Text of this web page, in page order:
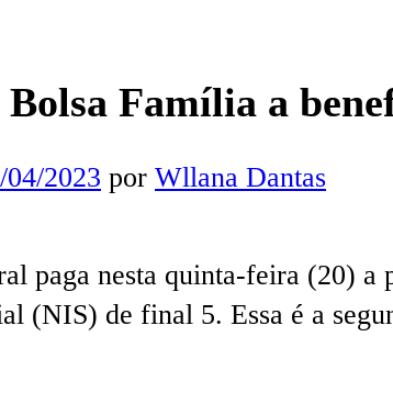
Bolsa Família a
04/2023 por Wllana Dantas
paga nesta quinta-feira (20)
(NIS) de final 5. Essa é a